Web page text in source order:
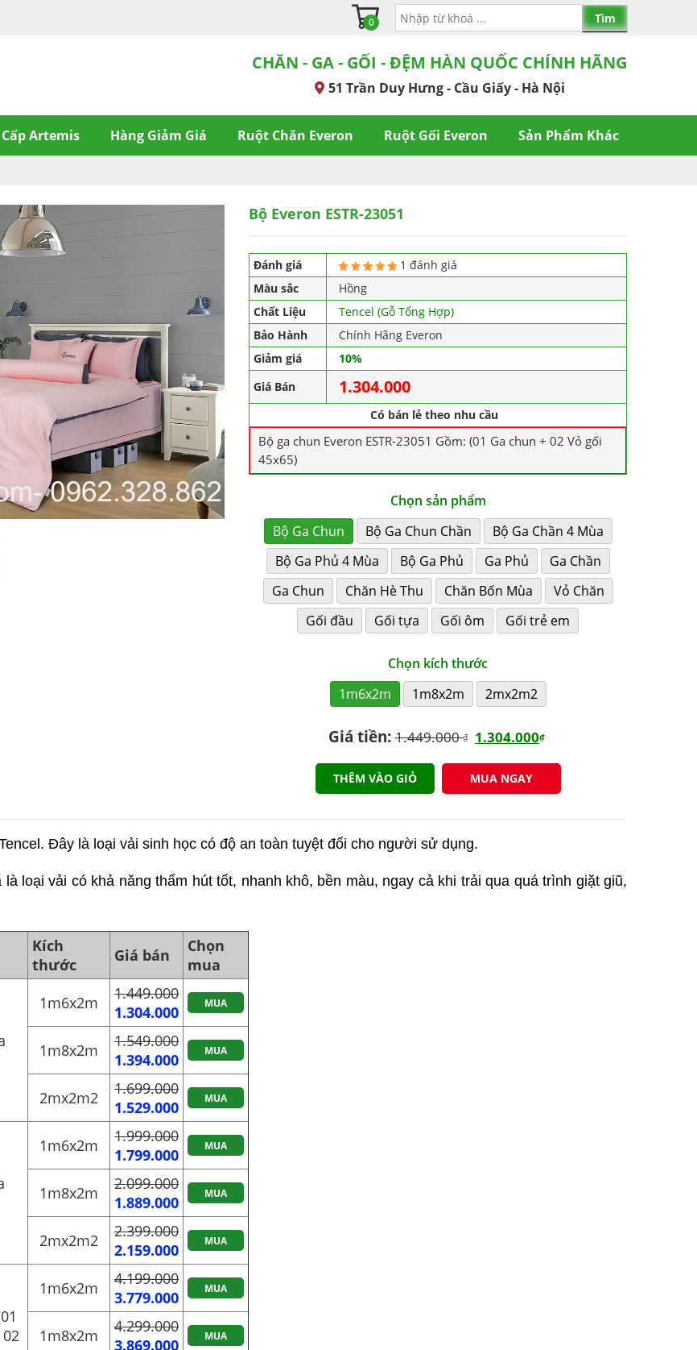
0
CHĂN - GA - GỐI - ĐỆM HÀN QUỐC CHÍNH HÃNG
51 Trần Duy Hưng - Cầu Giấy - Hà Nội
Cấp Artemis Hàng Giảm Giá Ruột Chăn Everon Ruột Gối Everon Sản Phẩm Khác
Bộ Everon ESTR-23051
Đánh giá
1 đánh giá
Màu sắc
Hồng
Chất Liệu
Tencel (Gỗ Tổng Hợp)
Bảo Hành
Chính Hãng Everon
Giảm giá
10%
Giá Bán
1.304.000
Có bán lẻ theo nhu cầu
Bộ ga chun Everon ESTR-23051 Gồm: (01 Ga chun + 02 Vỏ gối
45x65)
Chọn sản phẩm
Bộ Ga Chun
Bộ Ga Chun Chần
Bộ Ga Chần 4 Mùa
Bộ Ga Phủ 4 Mùa
Bộ Ga Phủ Ga Phủ
Ga Chần
Ga Chun
Chăn Hè Thu Chăn Bốn Mùa
Vỏ Chăn
Gối đầu
Gối tựa Gối ôm Gối trẻ em
Chọn kích thước
1m6x2m
1m8x2m 2mx2m2
Giá tiền: 1.449.000₫ 1.304.000₫
THÊM VÀO GIỎ MUA NGAY
Đây là loại vải sinh học có độ an toàn tuyệt đối cho người sử dụng.
loại vải có khả năng thấm hút tốt, nhanh khô, bền màu, ngay cả khi trải qua quá trình giặt giũ,
Kích
thước
Giá bán
Chọn
mua
1m6x2m
1.449.000
1.304.000
MUA
1m8x2m
1.549.000
1.394.000
MUA
2mx2m2
1.699.000
1.529.000
MUA
1m6x2m
1.999.000
1.799.000
MUA
1m8x2m
2.099.000
1.889.000
MUA
2mx2m2
2.399.000
2.159.000
MUA
1m6x2m
4.199.000
3.779.000
MUA
1m8x2m
4.299.000
3.869.000
MUA